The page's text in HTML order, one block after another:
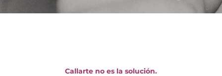
Callarte no es la solución.